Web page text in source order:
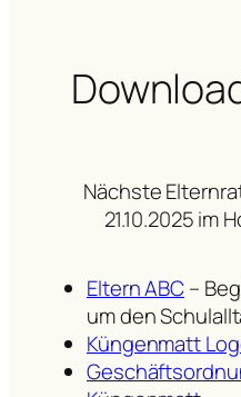
Nächste
21.10.2025 im
Eltern ABC–
um den
Küngenmatt